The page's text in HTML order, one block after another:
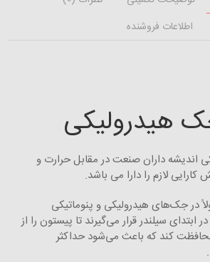
اطلاعات فروشنده
هیدرولیکی
اندیشه داران صنعت در مقابل حرارت و
لازم را دارا می باشد.
در جک‌های هیدرولیکی و پنوماتیکی
ابتدای سیلندر قرار می‌گیرند تا پیستون را از
کند که باعث می‌شود حداکثر